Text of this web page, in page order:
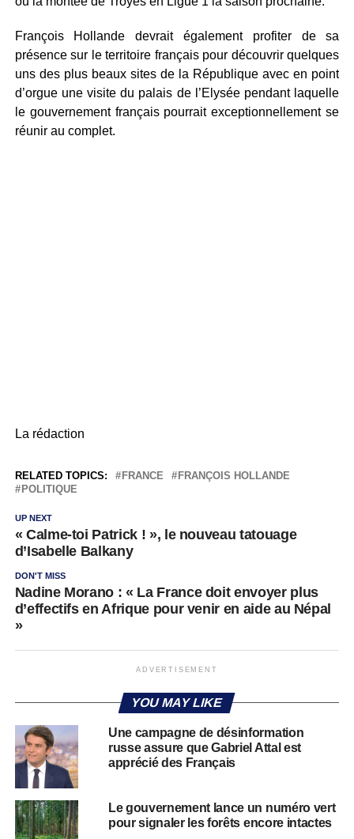
François Hollande devrait également profiter de sa
présence sur le territoire français pour découvrir quelques
uns des plus beaux sites de la République avec en point
d’orgue une visite du palais de l’Elysée pendant laquelle
le gouvernement français pourrait exceptionnellement se
réunir au complet.
La rédaction
RELATED TOPICS: FRANCE
FRANÇOIS HOLLANDE
POLITIQUE
UP NEXT
« Calme-toi Patrick ! », le nouveau tatouage
d’Isabelle Balkany
DON'T MISS
Nadine Morano : « La France doit envoyer plus
d’effectifs en Afrique pour venir en aide au Népal
»
ADVERTISEMENT
YOU MAY LIKE
Une campagne de désinformation
russe assure que Gabriel Attal est
apprécié des Français
Le gouvernement lance un numéro vert
pour signaler les forêts encore intactes